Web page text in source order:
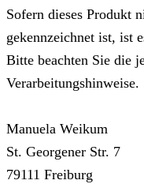
Sofern dieses Produkt
gekennzeichnet ist, ist
Bitte beachten Sie die
Verarbeitungshinweise.
Manuela Weikum
St. Georgener Str. 7
79111 Freiburg